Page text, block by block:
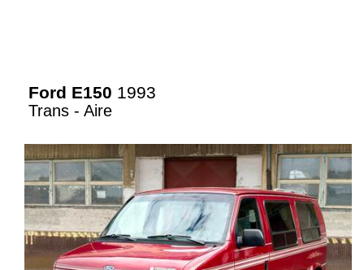
Ford E150 1993
Trans - Aire